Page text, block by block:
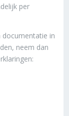
per
documentatie in
neem dan